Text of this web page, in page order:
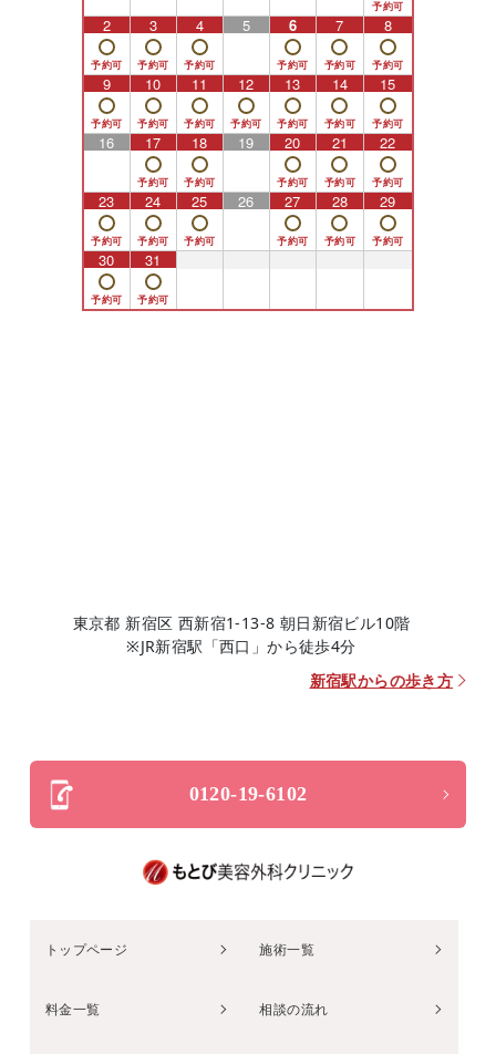
2 3 4 5 6 7 8
9 10 11 12 13 14 15
16 17 18 19 20 21 22
23 24 25 26 27 28 29
30 31
東京都 新宿区 西新宿1-13-8 朝日新宿ビル10階
※JR新宿駅「西口」から徒歩4分
新宿駅からの歩き方
0120-19-6102
トップページ 施術一覧
料金一覧 相談の流れ